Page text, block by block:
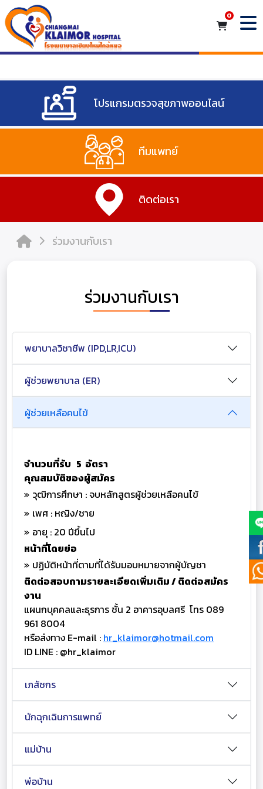
โปรแกรมตรวจสุขภาพออนไลน์
ทีมแพทย์
ติดต่อเรา
ร่วมงานกับเรา
ร่วมงานกับเรา
พยาบาลวิชาชีพ (IPD,LR,ICU)
ผู้ช่วยพยาบาล (ER)
ผู้ช่วยเหลือคนไข้
จำนวนที่รับ 5 อัตรา
คุณสมบัติของผู้สมัคร
วุฒิการศึกษา : จบหลักสูตรผู้ช่วยเหลือคนไข้
เพศ : หญิง/ชาย
อายุ : 20 ปีขึ้นไป
หน้าที่โดยย่อ
ปฏิบัติหน้าที่ตามที่ได้รับมอบหมายจากผู้บัญชา
ติดต่อสอบถามรายละเอียดเพิ่มเติม / ติดต่อสมัคร
งาน
แผนกบุคคลและธุรการ ชั้น 2 อาคารอุบลศรี โทร 089
961 8004
หรือส่งทาง E-mail : hr_klaimor@hotmail.com
ID LINE : @hr_klaimor
เภสัชกร
นักฉุกเฉินการแพทย์
แม่บ้าน
พ่อบ้าน